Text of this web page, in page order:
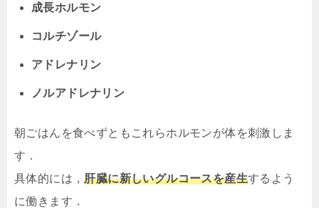
成長ホルモン
コルチゾール
アドレナリン
ノルアドレナリン
朝ごはんを食べずともこれらホルモンが体を刺激しま
す．
具体的には，肝臓に新しいグルコースを産生するよう
に働きます．